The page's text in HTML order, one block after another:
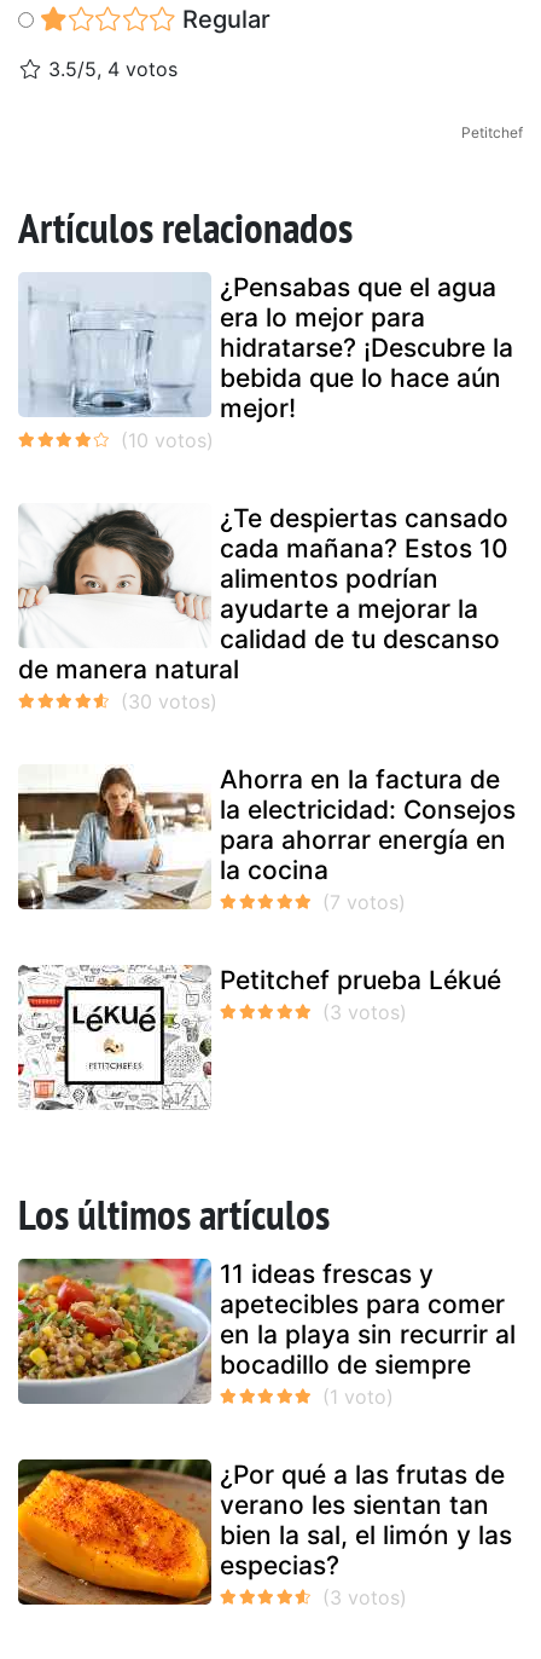
Regular
3.5/5, 4 votos
Petitchef
Artículos relacionados
¿Pensabas que el agua
era lo mejor para
hidratarse? ¡Descubre la
bebida que lo hace aún
mejor!
¿Te despiertas cansado
cada mañana? Estos 10
alimentos podrían
ayudarte a mejorar la
calidad de tu descanso
de manera natural
Ahorra en la factura de
la electricidad: Consejos
para ahorrar energía en
la cocina
Petitchef prueba Lékué
Los últimos artículos
11 ideas frescas y
apetecibles para comer
en la playa sin recurrir al
bocadillo de siempre
¿Por qué a las frutas de
verano les sientan tan
bien la sal, el limón y las
especias?